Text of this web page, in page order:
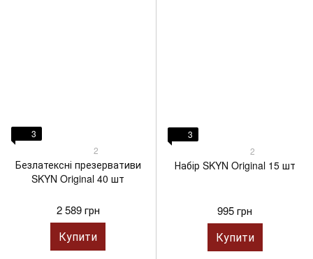
3
2
Безлатексні презервативи
SKYN Original 40 шт
2 589 грн
Купити
3
2
Набір SKYN Original 15 шт
995 грн
Купити